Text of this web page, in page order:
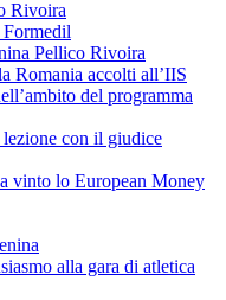
Rivoira
Pellico Rivoira
Romania accolti all’IIS
del programma
con il giudice
vinto lo European Money
alla gara di atletica